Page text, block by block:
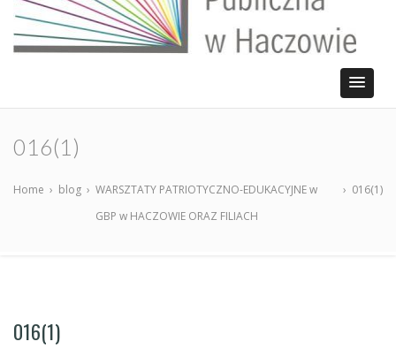
016(1)
Home › blog › WARSZTATY PATRIOTYCZNO-EDUKACYJNE w
GBP w HACZOWIE ORAZ FILIACH
› 016(1)
016(1)